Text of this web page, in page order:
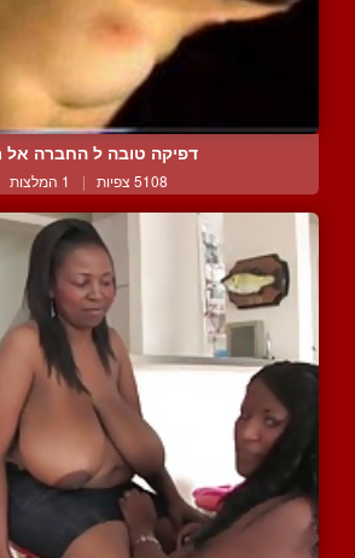
דפיקה טובה ל החברה אל
5108 צפיות | 1 המלצות